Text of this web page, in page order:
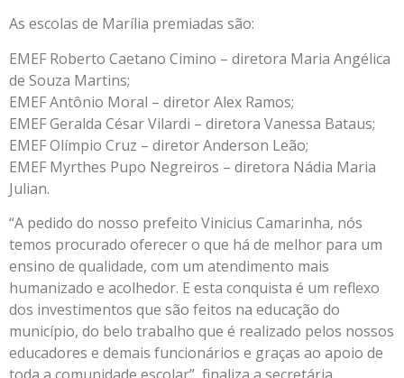
As escolas de Marília premiadas são:
EMEF Roberto Caetano Cimino – diretora Maria Angélica
de Souza Martins;
EMEF Antônio Moral – diretor Alex Ramos;
EMEF Geralda César Vilardi – diretora Vanessa Bataus;
EMEF Olímpio Cruz – diretor Anderson Leão;
EMEF Myrthes Pupo Negreiros – diretora Nádia Maria
Julian.
“A pedido do nosso prefeito Vinicius Camarinha, nós
temos procurado oferecer o que há de melhor para um
ensino de qualidade, com um atendimento mais
humanizado e acolhedor. E esta conquista é um reflexo
dos investimentos que são feitos na educação do
município, do belo trabalho que é realizado pelos nossos
educadores e demais funcionários e graças ao apoio de